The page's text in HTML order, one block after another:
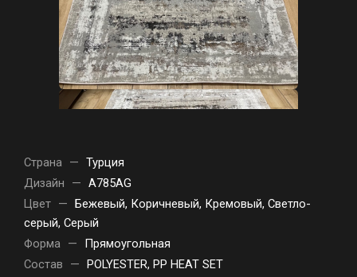
Страна — Турция
Дизайн
— A785AG
Цвет — Бежевый, Коричневый, Кремовый, Светло-
серый, Серый
Форма —
Прямоугольная
Состав
— POLYESTER, PP HEAT SET